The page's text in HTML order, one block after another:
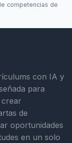
competencias de
con IA y
para
de
oportunidades
en un solo